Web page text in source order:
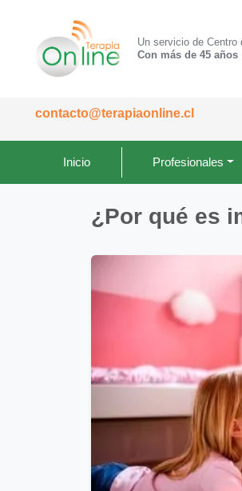
Un servicio de Centro
Con más de 45 años
contacto@terapiaonline.cl
Inicio Profesionales
¿Por qué es